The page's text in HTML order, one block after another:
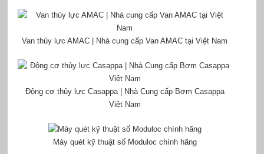
Van thủy lực AMAC | Nhà cung cấp Van AMAC tại Việt Nam
Động cơ thủy lực Casappa | Nhà Cung cấp Bơm Casappa
Việt Nam
Máy quét kỹ thuật số Moduloc chính hãng